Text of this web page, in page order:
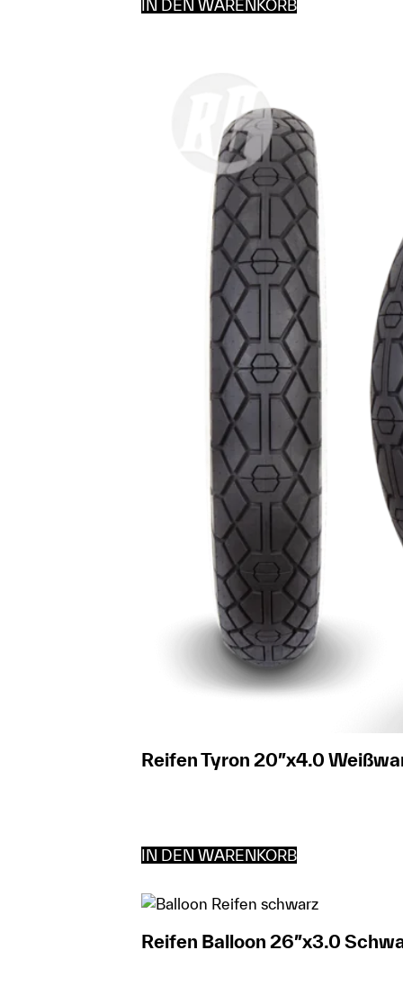
IN DEN WARENKORB
Reifen Tyron 20″x4.0
IN DEN WARENKORB
Reifen Balloon 26″x3.0